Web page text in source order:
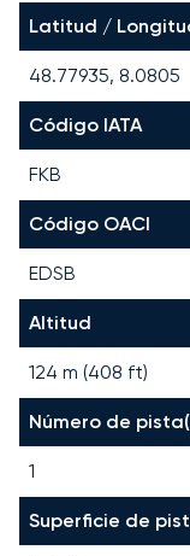
Latitud /
48.77935, 8.0805
Código IATA
FKB
Código OACI
EDSB
Altitud
124 m (408 ft)
Número de
1
Superficie de